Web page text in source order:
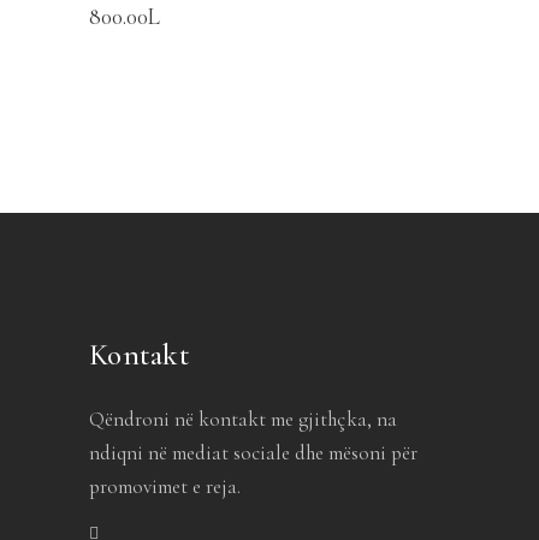
800.00L
Kontakt
Qëndroni në kontakt me gjithçka, na
ndiqni në mediat sociale dhe mësoni për
promovimet e reja.